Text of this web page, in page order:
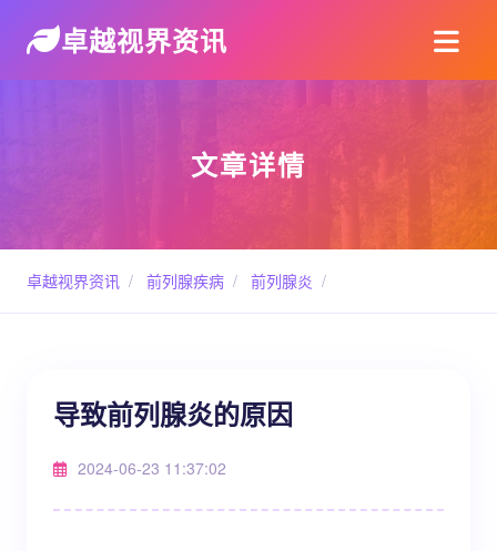
卓越视界资讯
文章详情
卓越视界资讯 / 前列腺疾病 / 前列腺炎 /
导致前列腺炎的原因
2024-06-23 11:37:02